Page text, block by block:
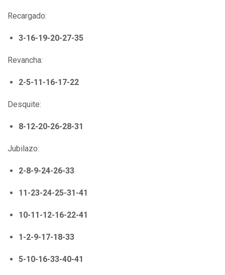
Recargado:
3-16-19-20-27-35
Revancha:
2-5-11-16-17-22
Desquite:
8-12-20-26-28-31
Jubilazo:
2-8-9-24-26-33
11-23-24-25-31-41
10-11-12-16-22-41
1-2-9-17-18-33
5-10-16-33-40-41